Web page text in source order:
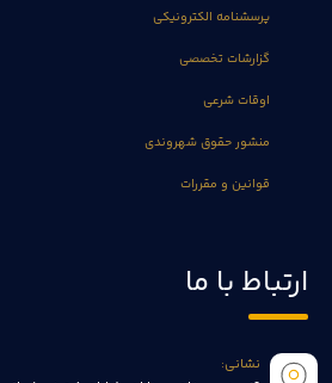
پرسشنامه الکترونیکی
گزارشات تخصصی
اوقات شرعی
منشور حقوق شهروندی
قوانین و مقررات
ارتباط با ما
نشانی: